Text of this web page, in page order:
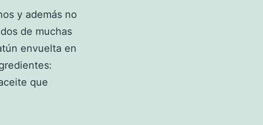
y además no
de muchas
envuelta en
que